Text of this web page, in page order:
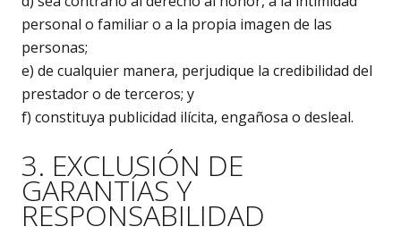
personal o familiar o a la propia imagen de las
personas;
e) de cualquier manera, perjudique la credibilidad del
prestador o de terceros; y
f) constituya publicidad ilícita, engañosa o desleal.
3. EXCLUSIÓN DE
GARANTÍAS Y
RESPONSABILIDAD